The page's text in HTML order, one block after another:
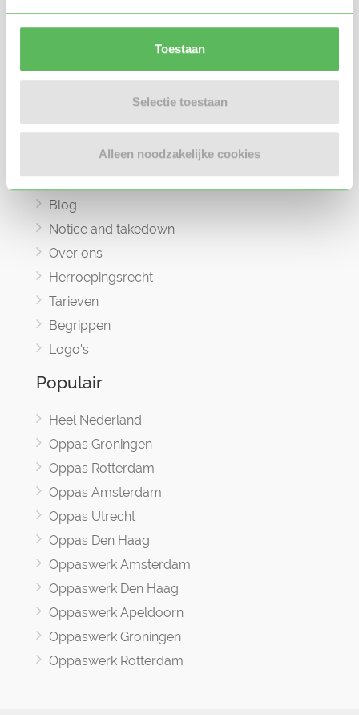
Toestaan
Selectie toestaan
Alleen noodzakelijke cookies
Oppas zoeken
Gastouderbureau zoeken
Veelgestelde vragen
Contact
Algemene voorwaarden
Privacyverklaring
Blog
Notice and takedown
Over ons
Herroepingsrecht
Tarieven
Begrippen
Logo's
Populair
Heel Nederland
Oppas Groningen
Oppas Rotterdam
Oppas Amsterdam
Oppas Utrecht
Oppas Den Haag
Oppaswerk Amsterdam
Oppaswerk Den Haag
Oppaswerk Apeldoorn
Oppaswerk Groningen
Oppaswerk Rotterdam